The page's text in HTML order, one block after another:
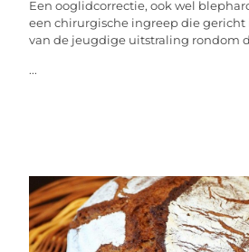
Een ooglidcorrectie, ook wel
een chirurgische ingreep die gericht
van de jeugdige uitstraling rondom
...